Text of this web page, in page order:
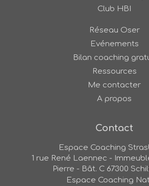
Club HBI
Réseau Oser
Evénements
Bilan coaching
Ressources
Me contacter
A propos
Contact
Espace Coaching
1 rue René Laennec -
Pierre - Bât. C 67300
Espace Coaching